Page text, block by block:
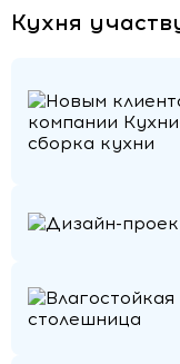
Кухня